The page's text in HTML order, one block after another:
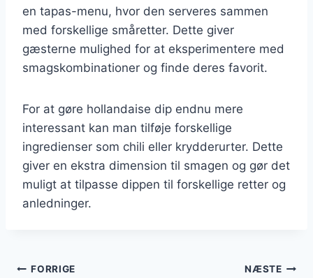
en tapas-menu, hvor den serveres sammen
med forskellige småretter. Dette giver
gæsterne mulighed for at eksperimentere med
smagskombinationer og finde deres favorit.
For at gøre hollandaise dip endnu mere
interessant kan man tilføje forskellige
ingredienser som chili eller krydderurter. Dette
giver en ekstra dimension til smagen og gør det
muligt at tilpasse dippen til forskellige retter og
anledninger.
Indlægsnavigation
FORRIGE NÆSTE